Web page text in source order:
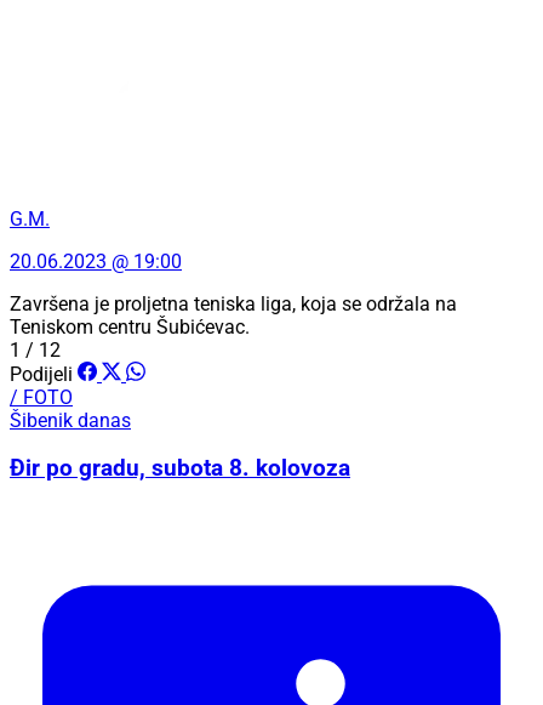
G.M.
20.06.2023 @ 19:00
Završena je proljetna teniska liga, koja se održala na
Teniskom centru Šubićevac.
1 / 12
Podijeli
/ FOTO
Šibenik danas
Đir po gradu, subota 8. kolovoza